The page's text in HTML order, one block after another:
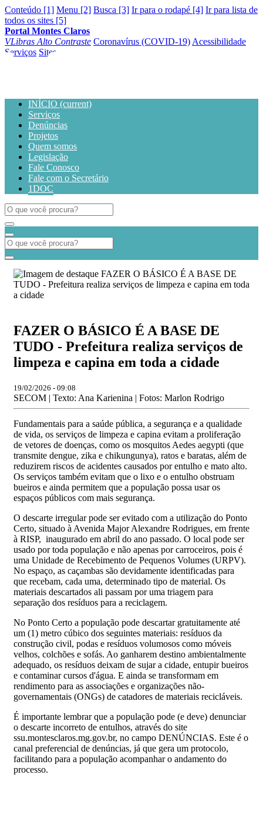
Conteúdo [1] Menu [2] Busca [3] Ir para o rodapé [4] Ir para lista de
todos os sites [5]
Portal Montes Claros
VLibras Alto Contraste Coronavírus (COVID-19) Acessibilidade
Serviços Sites
INÍCIO (current)
Serviços
Denúncias
Projetos
Quem somos
Legislação
Fale Conosco
Fale com o Secretário
1DOC
FAZER O BÁSICO É A BASE DE
TUDO - Prefeitura realiza serviços de
limpeza e capina em toda a cidade
19/02/2026 - 09:08
SECOM | Texto: Ana Karienina | Fotos: Marlon Rodrigo
Fundamentais para a saúde pública, a segurança e a qualidade
de vida, os serviços de limpeza e capina evitam a proliferação
de vetores de doenças, como os mosquitos Aedes aegypti (que
transmite dengue, zika e chikungunya), ratos e baratas, além de
reduzirem riscos de acidentes causados por entulho e mato alto.
Os serviços também evitam que o lixo e o entulho obstruam
bueiros e ainda permitem que a população possa usar os
espaços públicos com mais segurança.
O descarte irregular pode ser evitado com a utilização do Ponto
Certo, situado à Avenida Major Alexandre Rodrigues, em frente
à RISP, inaugurado em abril do ano passado. O local pode ser
usado por toda população e não apenas por carroceiros, pois é
uma Unidade de Recebimento de Pequenos Volumes (URPV).
No espaço, as caçambas são devidamente identificadas para
que recebam, cada uma, determinado tipo de material. Os
materiais descartados ali passam por uma triagem para
separação dos resíduos para a reciclagem.
No Ponto Certo a população pode descartar gratuitamente até
um (1) metro cúbico dos seguintes materiais: resíduos da
construção civil, podas e resíduos volumosos como móveis
velhos, colchões e sofás. Ao ganharem destino ambientalmente
adequado, os resíduos deixam de sujar a cidade, entupir bueiros
e contaminar cursos d'água. E ainda se transformam em
rendimento para as associações e organizações não-
governamentais (ONGs) de catadores de materiais recicláveis.
É importante lembrar que a população pode (e deve) denunciar
o descarte incorreto de entulhos, através do site
ssu.montesclaros.mg.gov.br, no campo DENÚNCIAS. Este é o
canal preferencial de denúncias, já que gera um protocolo,
facilitando para a população acompanhar o andamento do
processo.